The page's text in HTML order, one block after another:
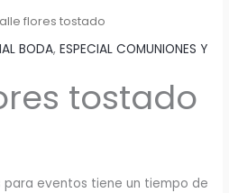
flores tostado
BODA,ESPECIAL COMUNIONES Y
tostado
eventos tiene un tiempo de